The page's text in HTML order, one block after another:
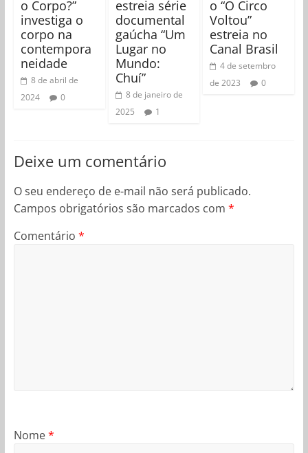
o Corpo?”
investiga o
corpo na
contempora
neidade
8 de abril de
2024
0
estreia série
documental
gaúcha “Um
Lugar no
Mundo:
Chuí”
8 de janeiro de
2025
1
o “O Circo
Voltou”
estreia no
Canal Brasil
4 de setembro
de 2023
0
Deixe um comentário
O seu endereço de e-mail não será publicado.
Campos obrigatórios são marcados com *
Comentário *
Nome*